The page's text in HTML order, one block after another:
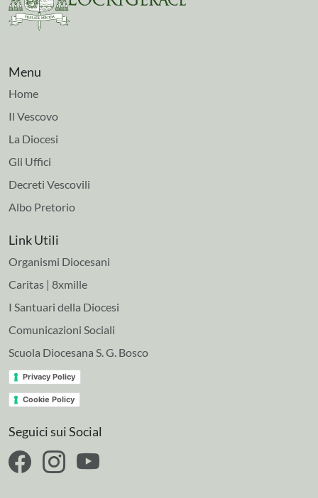
Menu
Home
Il Vescovo
La Diocesi
Gli Uffici
Decreti Vescovili
Albo Pretorio
Link Utili
Organismi Diocesani
Caritas | 8xmille
I Santuari della Diocesi
Comunicazioni Sociali
Scuola Diocesana S. G. Bosco
Privacy Policy
Cookie Policy
Seguici sui Social